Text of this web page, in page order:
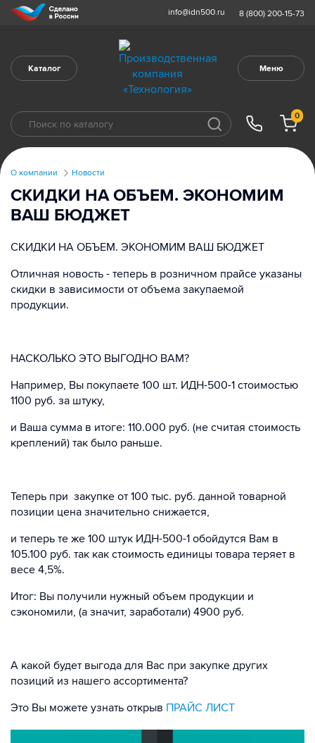
info@idn500.ru 8 (800) 200-15-73
Каталог Меню
0
О компании Новости
СКИДКИ НА ОБЪЕМ. ЭКОНОМИМ
ВАШ БЮДЖЕТ
СКИДКИ НА ОБЪЕМ. ЭКОНОМИМ ВАШ БЮДЖЕТ
Отличная новость - теперь в розничном прайсе указаны
скидки в зависимости от объема закупаемой
продукции.
НАСКОЛЬКО ЭТО ВЫГОДНО ВАМ?
Например, Вы покупаете 100 шт. ИДН-500-1 стоимостью
1100 руб. за штуку,
и Ваша сумма в итоге: 110.000 руб. (не считая стоимость
креплений) так было раньше.
Теперь при закупке от 100 тыс. руб. данной товарной
позиции цена значительно снижается,
и теперь те же 100 штук ИДН-500-1 обойдутся Вам в
105.100 руб. так как стоимость единицы товара теряет в
весе 4,5%.
Итог: Вы получили нужный объем продукции и
сэкономили, (а значит, заработали) 4900 руб.
А какой будет выгода для Вас при закупке других
позиций из нашего ассортимента?
Это Вы можете узнать открыв ПРАЙС ЛИСТ